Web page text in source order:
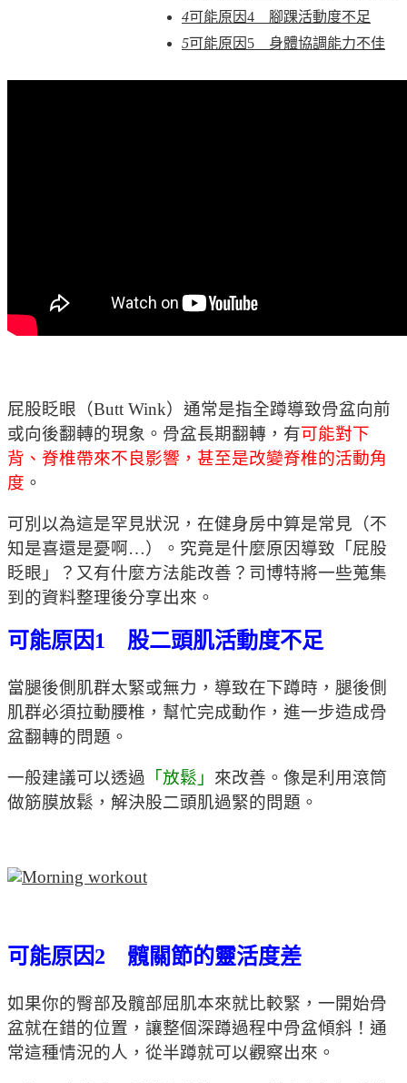
4可能原因4 腳踝活動度不足
5可能原因5 身體協調能力不佳
屁股眨眼（Butt Wink）通常是指全蹲導致骨盆向前
或向後翻轉的現象。骨盆長期翻轉，有可能對下
背、脊椎帶來不良影響，甚至是改變脊椎的活動角
度 。
可別以為這是罕見狀況，在健身房中算是常見（不
知是喜還是憂啊…）。究竟是什麼原因導致「屁股
眨眼」？又有什麼方法能改善？司博特將一些蒐集
到的資料整理後分享出來。
可能原因1 股二頭肌活動度不足
當腿後側肌群太緊或無力，導致在下蹲時，腿後側
肌群必須拉動腰椎，幫忙完成動作，進一步造成骨
盆翻轉的問題。
一般建議可以透過 「放鬆」 來改善。像是利用滾筒
做筋膜放鬆，解決股二頭肌過緊的問題。
可能原因2 髖關節的靈活度差
如果你的臀部及髖部屈肌本來就比較緊，一開始骨
盆就在錯的位置，讓整個深蹲過程中骨盆傾斜！通
常這種情況的人，從半蹲就可以觀察出來。